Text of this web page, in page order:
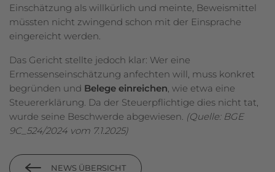
Einschätzung als willkürlich und meinte, Beweismittel
müssten nicht zwingend schon mit der Einsprache
eingereicht werden.
Das Gericht stellte jedoch klar: Wer eine
Ermessenseinschätzung anfechten will, muss konkret
begründen und Belege einreichen , wie etwa eine
Steuererklärung. Da der Steuerpflichtige dies nicht tat,
wurde seine Beschwerde abgewiesen. (Quelle: BGE
9C_524/2024 vom 7.1.2025)
NEWS ÜBERSICHT